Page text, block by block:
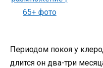
Периодом покоя у
длится он два-три